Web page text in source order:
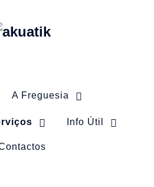
A Freguesia
Info Útil